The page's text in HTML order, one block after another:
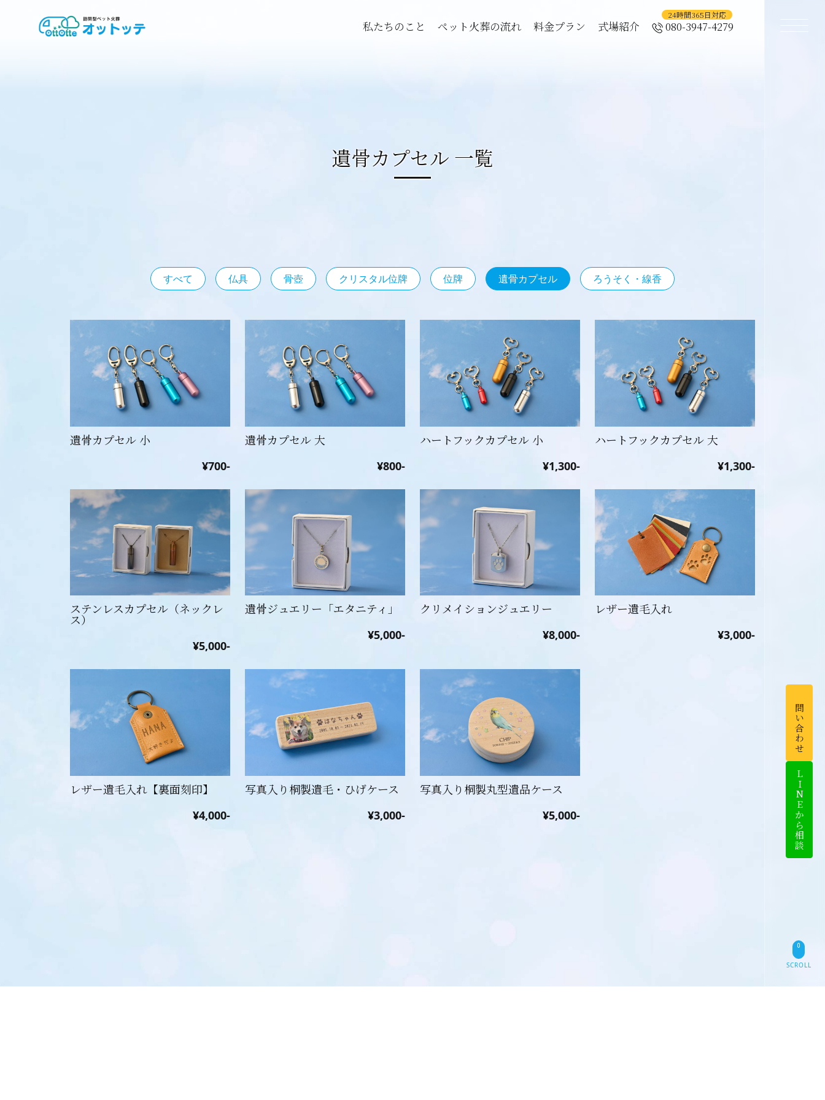
私たちのこと ペット火葬の流れ 料金プラン 式場紹介 080-3947-4279
お問い合わせ
LINEから相談
SCROLL
遺骨カプセル 一覧
すべて 仏具 骨壺 クリスタル位牌 位牌 遺骨カプセル ろうそく・線香
遺骨カプセル 小
¥700-
遺骨カプセル 大
¥800-
ハートフックカプセル 小
¥1,300-
ハートフックカプセル 大
¥1,300-
ステンレスカプセル（ネックレ
ス）
¥5,000-
遺骨ジュエリー「エタニティ」
¥5,000-
クリメイションジュエリー
¥8,000-
レザー遺毛入れ
¥3,000-
レザー遺毛入れ【裏面刻印】
¥4,000-
写真入り桐製遺毛・ひげケース
¥3,000-
写真入り桐製丸型遺品ケース
¥5,000-